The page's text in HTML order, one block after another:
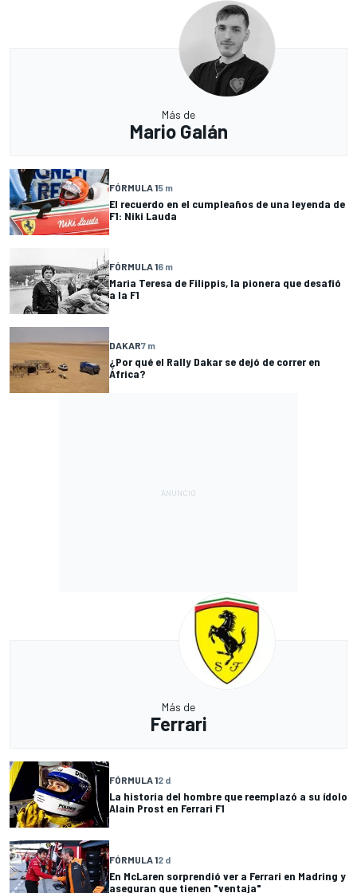
Más de
Mario Galán
FÓRMULA 15 m
El recuerdo en el cumpleaños de una leyenda de
F1: Niki Lauda
FÓRMULA 16 m
Maria Teresa de Filippis, la pionera que desafió
a la F1
DAKAR7 m
¿Por qué el Rally Dakar se dejó de correr en
África?
Más de
Ferrari
FÓRMULA 12 d
La historia del hombre que reemplazó a su ídolo
Alain Prost en Ferrari F1
FÓRMULA 12 d
En McLaren sorprendió ver a Ferrari en Madring y
aseguran que tienen "ventaja"